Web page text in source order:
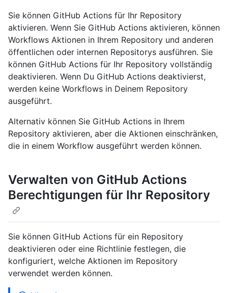
Sie können GitHub Actions für Ihr Repository
aktivieren. Wenn Sie GitHub Actions aktivieren, können
Workflows Aktionen in Ihrem Repository und anderen
öffentlichen oder internen Repositorys ausführen. Sie
können GitHub Actions für Ihr Repository vollständig
deaktivieren. Wenn Du GitHub Actions deaktivierst,
werden keine Workflows in Deinem Repository
ausgeführt.
Alternativ können Sie GitHub Actions in Ihrem
Repository aktivieren, aber die Aktionen einschränken,
die in einem Workflow ausgeführt werden können.
Verwalten von GitHub Actions
Berechtigungen für Ihr Repository
Sie können GitHub Actions für ein Repository
deaktivieren oder eine Richtlinie festlegen, die
konfiguriert, welche Aktionen im Repository
verwendet werden können.